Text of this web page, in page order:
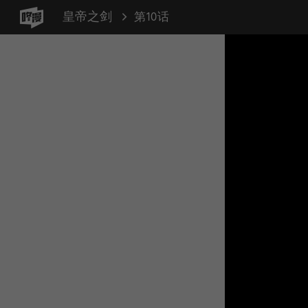
皇帝之剑 第10话